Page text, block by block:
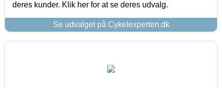
deres kunder. Klik her for at se deres udvalg.
Se udvalget på Cykelexperten.dk